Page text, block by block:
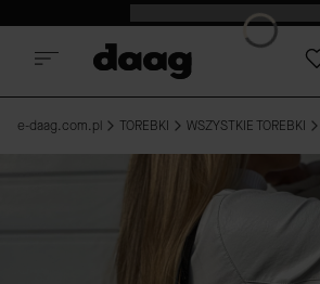
Premiera
e-daag.com.pl TOREBKI WSZYSTKIE TOREBKI